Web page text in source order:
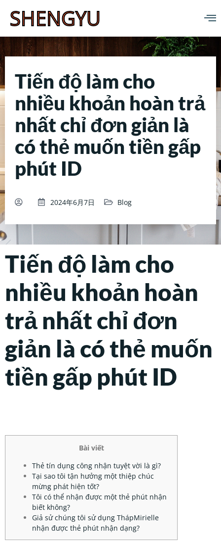
SHENGYU
Tiến độ làm cho
nhiều khoản hoàn trả
nhất chỉ đơn giản là
có thẻ muốn tiền gấp
phút ID
2024年6月7日 Blog
Tiến độ làm cho
nhiều khoản hoàn
trả nhất chỉ đơn
giản là có thẻ muốn
tiền gấp phút ID
Bài viết
Thẻ tín dụng công nhận tuyệt vời là gì?
Tại sao tôi tận hưởng một thiệp chúc
mừng phát hiện tốt?
Tôi có thể nhận được một thẻ phút nhận
biết không?
Giả sử chúng tôi sử dụng ThápMirielle
nhận được thẻ phút nhận dạng?